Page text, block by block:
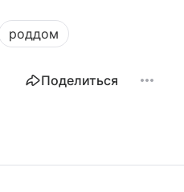
роддом
Поделиться